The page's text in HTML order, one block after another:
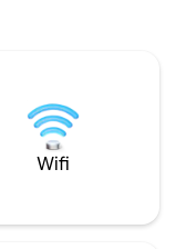
y el exterior. Dos
proporcionan
café/
cocina. $19 por
Wifi